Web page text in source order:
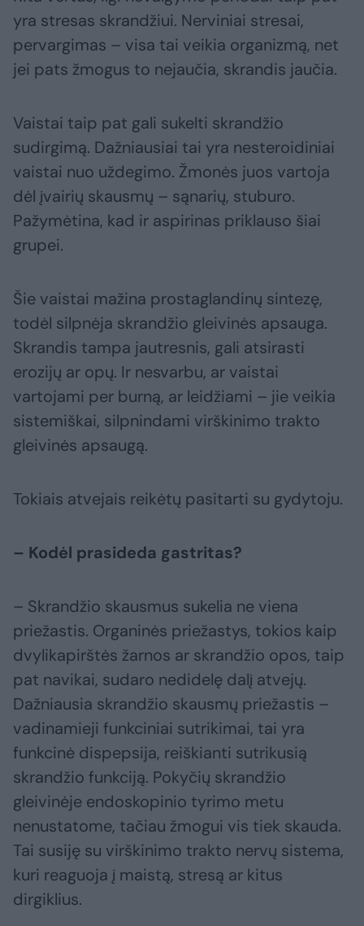
yra stresas skrandžiui. Nerviniai stresai,
pervargimas – visa tai veikia organizmą, net
jei pats žmogus to nejaučia, skrandis jaučia.
Vaistai taip pat gali sukelti skrandžio
sudirgimą. Dažniausiai tai yra nesteroidiniai
vaistai nuo uždegimo. Žmonės juos vartoja
dėl įvairių skausmų – sąnarių, stuburo.
Pažymėtina, kad ir aspirinas priklauso šiai
grupei.
Šie vaistai mažina prostaglandinų sintezę,
todėl silpnėja skrandžio gleivinės apsauga.
Skrandis tampa jautresnis, gali atsirasti
erozijų ar opų. Ir nesvarbu, ar vaistai
vartojami per burną, ar leidžiami – jie veikia
sistemiškai, silpnindami virškinimo trakto
gleivinės apsaugą.
Tokiais atvejais reikėtų pasitarti su gydytoju.
– Kodėl prasideda gastritas?
– Skrandžio skausmus sukelia ne viena
priežastis. Organinės priežastys, tokios kaip
dvylikapirštės žarnos ar skrandžio opos, taip
pat navikai, sudaro nedidelę dalį atvejų.
Dažniausia skrandžio skausmų priežastis –
vadinamieji funkciniai sutrikimai, tai yra
funkcinė dispepsija, reiškianti sutrikusią
skrandžio funkciją. Pokyčių skrandžio
gleivinėje endoskopinio tyrimo metu
nenustatome, tačiau žmogui vis tiek skauda.
Tai susiję su virškinimo trakto nervų sistema,
kuri reaguoja į maistą, stresą ar kitus
dirgiklius.